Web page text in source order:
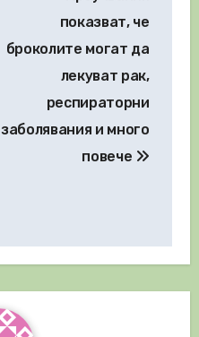
показват, че
броколите могат да
лекуват рак,
респираторни
заболявания и много
повече